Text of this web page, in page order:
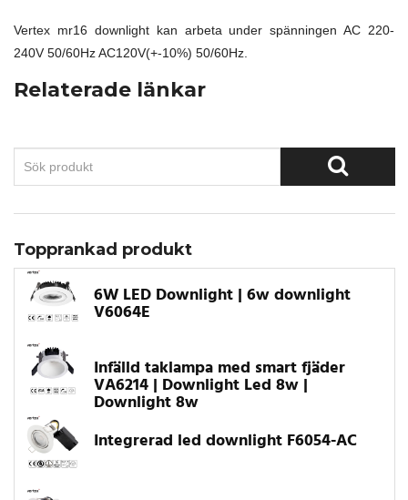
Vertex mr16 downlight kan arbeta under spänningen AC 220-
240V 50/60Hz AC120V(+-10%) 50/60Hz.
Relaterade länkar
Topprankad produkt
6W LED Downlight | 6w downlight
V6064E
Infälld taklampa med smart fjäder
VA6214 | Downlight Led 8w |
Downlight 8w
Integrerad led downlight F6054-AC